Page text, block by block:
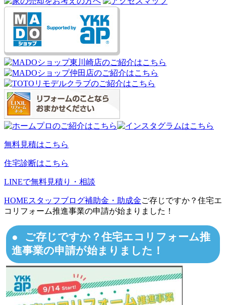
無料見積はこちら
住宅診断はこちら
LINEで無料見積り・相談
HOMEスタッフブログ補助金・助成金ご存じですか？住宅エ
コリフォーム推進事業の申請が始まりました！
ご存じですか？住宅エコリフォーム推
進事業の申請が始まりました！